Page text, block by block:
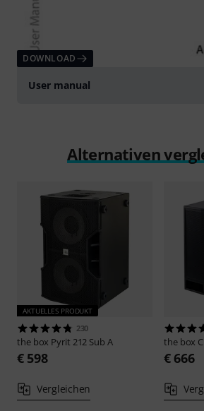
DOWNLOAD
User manual
Alternativen
AKTUELLES PRODUKT
230
the box Pyrit 212 Sub A
€ 598
Vergleichen
the box
€ 666